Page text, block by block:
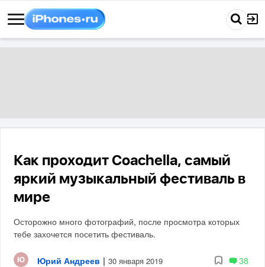
Как проходит Coachella, самый
яркий музыкальный фестиваль в
мире
Осторожно много фотографий, после просмотра которых
тебе захочется посетить фестиваль.
Юрий Андреев | 30 января 2019 38